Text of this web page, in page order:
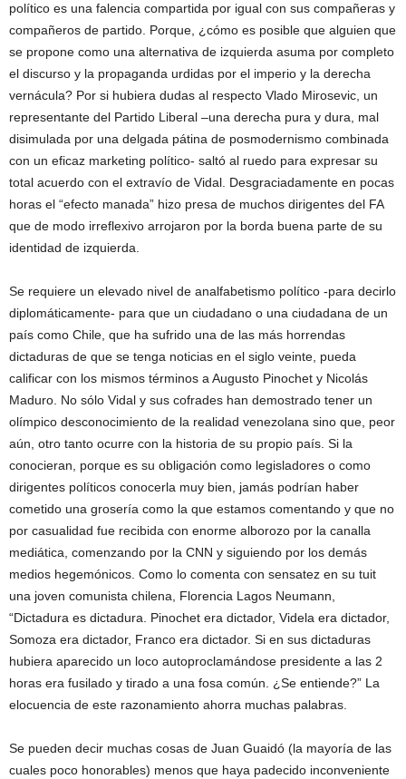
político es una falencia compartida por igual con sus compañeras y
compañeros de partido. Porque, ¿cómo es posible que alguien que
se propone como una alternativa de izquierda asuma por completo
el discurso y la propaganda urdidas por el imperio y la derecha
vernácula? Por si hubiera dudas al respecto Vlado Mirosevic, un
representante del Partido Liberal –una derecha pura y dura, mal
disimulada por una delgada pátina de posmodernismo combinada
con un eficaz marketing político- saltó al ruedo para expresar su
total acuerdo con el extravío de Vidal. Desgraciadamente en pocas
horas el “efecto manada” hizo presa de muchos dirigentes del FA
que de modo irreflexivo arrojaron por la borda buena parte de su
identidad de izquierda.
Se requiere un elevado nivel de analfabetismo político -para decirlo
diplomáticamente- para que un ciudadano o una ciudadana de un
país como Chile, que ha sufrido una de las más horrendas
dictaduras de que se tenga noticias en el siglo veinte, pueda
calificar con los mismos términos a Augusto Pinochet y Nicolás
Maduro. No sólo Vidal y sus cofrades han demostrado tener un
olímpico desconocimiento de la realidad venezolana sino que, peor
aún, otro tanto ocurre con la historia de su propio país. Si la
conocieran, porque es su obligación como legisladores o como
dirigentes políticos conocerla muy bien, jamás podrían haber
cometido una grosería como la que estamos comentando y que no
por casualidad fue recibida con enorme alborozo por la canalla
mediática, comenzando por la CNN y siguiendo por los demás
medios hegemónicos. Como lo comenta con sensatez en su tuit
una joven comunista chilena, Florencia Lagos Neumann,
“Dictadura es dictadura. Pinochet era dictador, Videla era dictador,
Somoza era dictador, Franco era dictador. Si en sus dictaduras
hubiera aparecido un loco autoproclamándose presidente a las 2
horas era fusilado y tirado a una fosa común. ¿Se entiende?” La
elocuencia de este razonamiento ahorra muchas palabras.
Se pueden decir muchas cosas de Juan Guaidó (la mayoría de las
cuales poco honorables) menos que haya padecido inconveniente